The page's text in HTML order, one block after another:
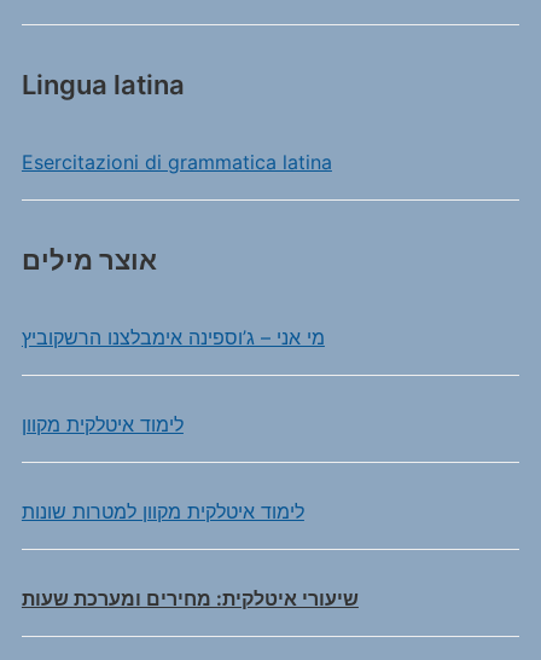
Lingua latina
Esercitazioni di grammatica latina
אוצר מילים
מי אני – ג’וספינה אימבלצנו הרשקוביץ
לימוד איטלקית מקוון
לימוד איטלקית מקוון למטרות שונות
שיעורי איטלקית: מחירים ומערכת שעות